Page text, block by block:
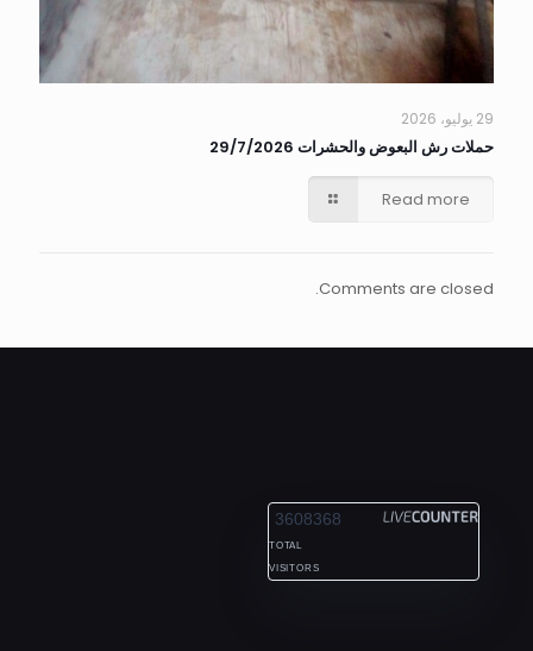
29 يوليو، 2026
حملات رش البعوض والحشرات 29/7/2026
Read more
Comments are closed.
3608368
TOTAL
VISITORS